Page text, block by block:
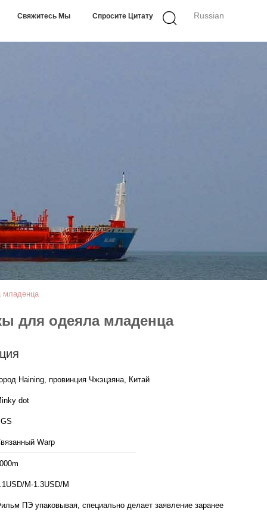
Russian
Свяжитесь Мы Спросите Цитату
младенца
для одеяла младенца
Haining, провинция Чжэцзяна, Китай
dot
Warp
M-1.3USD/M
ПЭ упаковывая, специально делает заявление заранее